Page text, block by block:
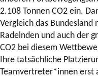
2.108 Tonnen CO2 ein.
Vergleich das
Radelnden und auch der
CO2 bei diesem
Ihre tatsächliche
Teamvertreter*innen erst